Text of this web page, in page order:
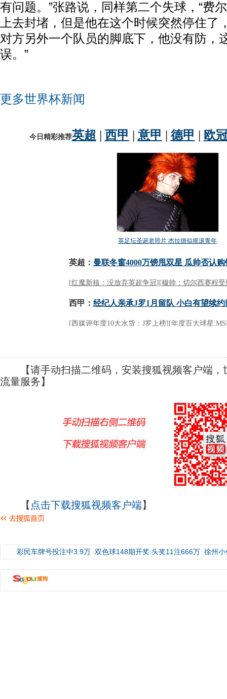
有问题。”张路说，同样第二个失球，“费
上去封堵，但是他在这个时候突然停住了
对方另外一个队员的脚底下，他没有防，
误。”
更多世界杯新闻
【请手动扫描二维码，安装搜狐视频客户端，
流量服务】
【 点击下载搜狐视频客户端】
彩民车牌号投注中3.9万 双色球148期开奖:头奖11注666万 徐州